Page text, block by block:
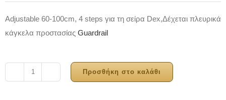
Adjustable 60-100cm, 4 steps για τη σείρα Dex,Δέχεται πλευρικά
κάγκελα προστασίας Guardrail
Προσθήκη στο καλάθι